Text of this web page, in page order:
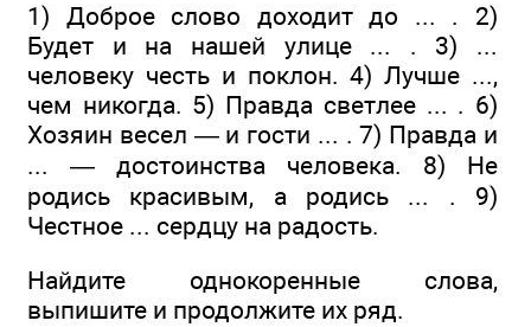
1) Доброе слово доходит до ... . 2)
Будет и на нашей улице ... . 3) ...
человеку честь и поклон. 4) Лучше ...,
чем никогда. 5) Правда светлее ... . 6)
Хозяин весел — и гости ... . 7) Правда и
... — достоинства человека. 8) Не
родись красивым, а родись ... . 9)
Честное ... сердцу на радость.
Найдите однокоренные слова,
выпишите и продолжите их ряд.